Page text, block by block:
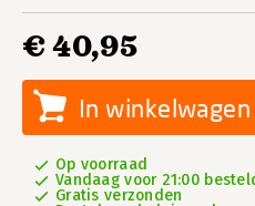
€ 40,95
In winkelwagen
Op voorraad
Vandaag voor 21:00
Gratis verzonden